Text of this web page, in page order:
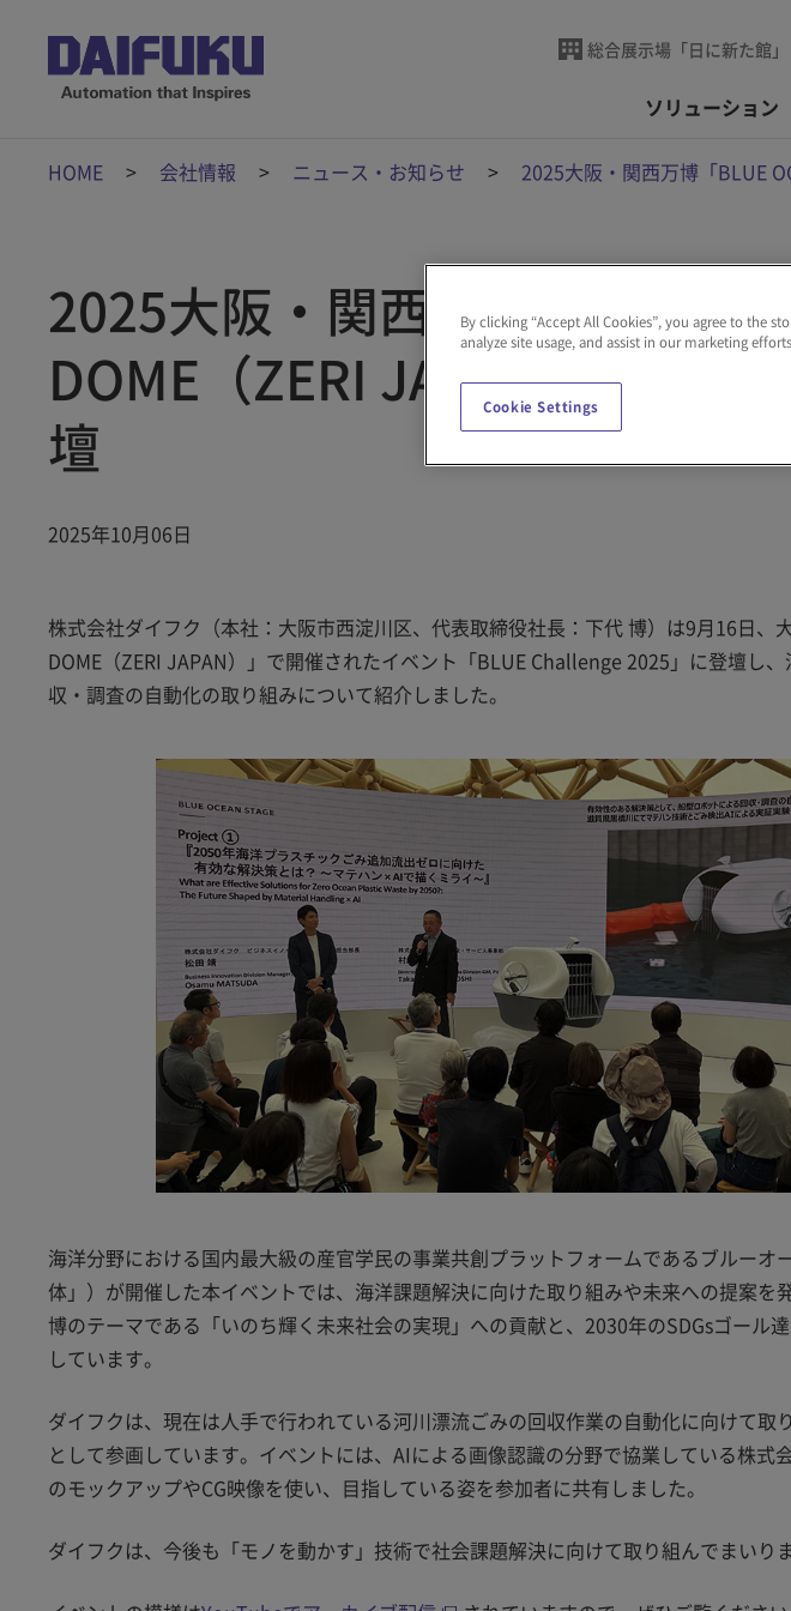
総合展示場「日に新た館」
ソリューション
HOME 会社情報 ニュース・お知らせ 2025大阪・関西万博「BLUE
2025大阪・関西万博「BLUE
DOME（ZERI JAPAN）」開催
壇
2025年10月06日
株式会社ダイフク（本社：大阪市西淀川区、代表取締役社長：下代 博）は9月16日、
DOME（ZERI JAPAN）」で開催されたイベント「BLUE Challenge 2025」に登壇し
収・調査の自動化の取り組みについて紹介しました。
海洋分野における国内最大級の産官学民の事業共創プラットフォームであるブルーオ
体」）が開催した本イベントでは、海洋課題解決に向けた取り組みや未来への提案を
博のテーマである「いのち輝く未来社会の実現」への貢献と、2030年のSDGsゴール
しています。
ダイフクは、現在は人手で行われている河川漂流ごみの回収作業の自動化に向けて取
として参画しています。イベントには、AIによる画像認識の分野で協業している株式
のモックアップやCG映像を使い、目指している姿を参加者に共有しました。
ダイフクは、今後も「モノを動かす」技術で社会課題解決に向けて取り組んでまいりま
By clicking “Accept All Cookies”, you agree to the
analyze site usage, and assist in our marketing
Cookie Settings